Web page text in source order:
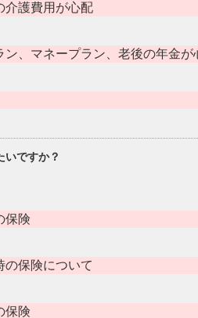
介護費用が心配
ン、マネープラン、老後の年金が
いですか？
保険
の保険について
保険